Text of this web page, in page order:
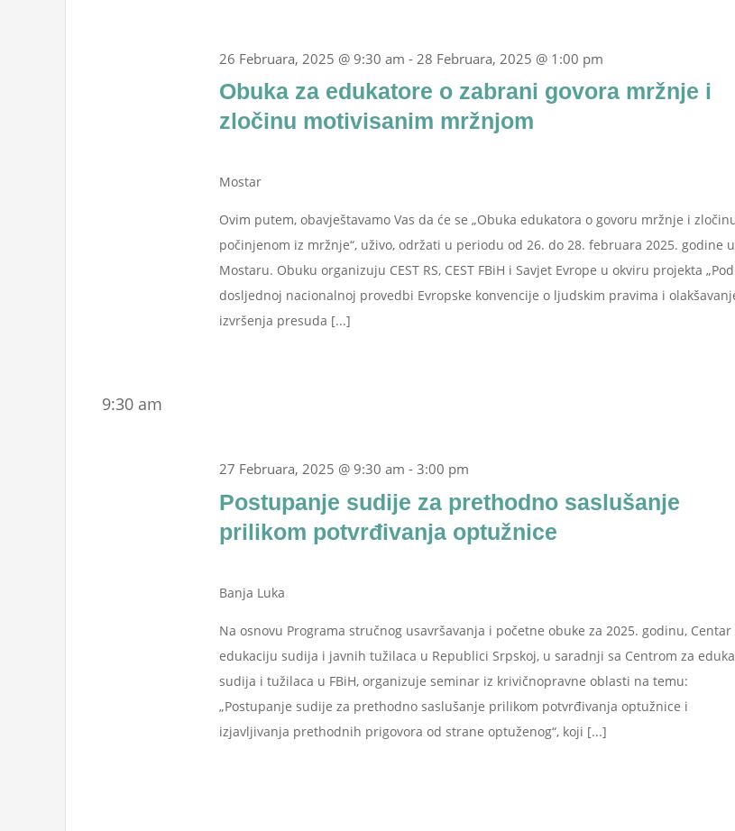
Obuka za edukatore o zabrani govora mržnje i
zločinu motivisanim mržnjom
26 Februara, 2025 @ 9:30 am -28 Februara, 2025 @ 1:00 pm
Mostar
Ovim putem, obavještavamo Vas da će se „Obuka edukatora o govoru mržnje i
počinjenom iz mržnje“, uživo, održati u periodu od 26. do 28. februara 2025. godine u
Mostaru. Obuku organizuju CEST RS, CEST FBiH i Savjet Evrope u okviru projekta
dosljednoj nacionalnoj provedbi Evropske konvencije o ljudskim pravima i
izvršenja presuda [...]
9:30 am
Postupanje sudije za prethodno saslušanje
prilikom potvrđivanja optužnice
27 Februara, 2025 @ 9:30 am -3:00 pm
Banja Luka
Na osnovu Programa stručnog usavršavanja i početne obuke za 2025. godinu, Centar
edukaciju sudija i javnih tužilaca u Republici Srpskoj, u saradnji sa Centrom za
sudija i tužilaca u FBiH, organizuje seminar iz krivičnopravne oblasti na temu:
„Postupanje sudije za prethodno saslušanje prilikom potvrđivanja optužnice i
izjavljivanja prethodnih prigovora od strane optuženog“, koji [...]